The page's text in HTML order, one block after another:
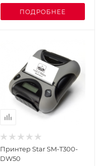
ПОДРОБНЕЕ
Принтер Star SM-T300-
DW50